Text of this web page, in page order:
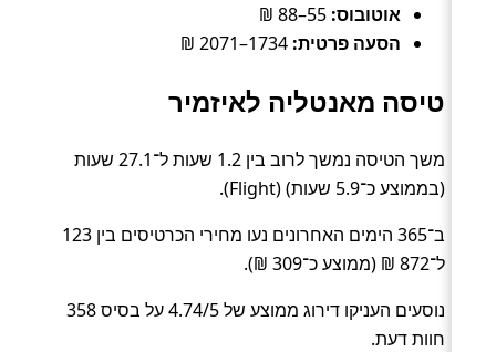
אוטובוס:
הסעה פרטית:
טיסה מאנטליה לאיזמיר
משך הטיסה נמשך לרוב בין 1.2 שעות ל־27.1 שעות
(בממוצע כ־5.9 שעות) (Flight).
ב־365 הימים האחרונים נעו מחירי הכרטיסים בין 123
ל־872 ₪ (ממוצע כ־309 ₪).
נוסעים העניקו דירוג ממוצע של 4.74/5 על בסיס 358
חוות דעת.